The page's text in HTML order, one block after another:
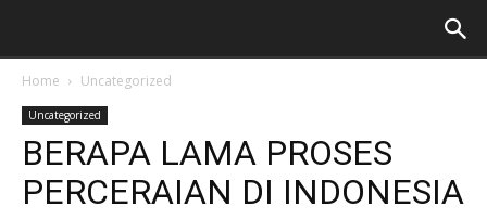
Home Uncategorized
Uncategorized
BERAPA LAMA PROSES
PERCERAIAN DI INDONESIA